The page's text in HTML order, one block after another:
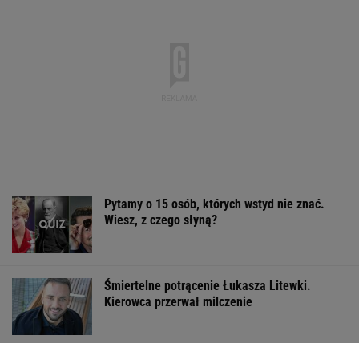
Pytamy o 15 osób, których wstyd nie znać.
Wiesz, z czego słyną?
Śmiertelne potrącenie Łukasza Litewki.
Kierowca przerwał milczenie